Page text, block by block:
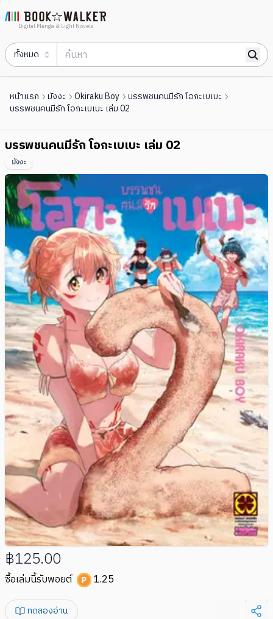
Digital Manga & Light Novels
ทั้งหมด
หน้าแรก มังงะ Okiraku Boy
บรรพชนคนมีรัก โอกะเบเบะ
บรรพชนคนมีรัก โอกะเบเบะ เล่ม 02
บรรพชนคนมีรัก โอกะเบเบะ เล่ม 02
มังงะ
฿125.00
ซื้อเล่มนี้รับพอยต์ 1.25
ทดลองอ่าน